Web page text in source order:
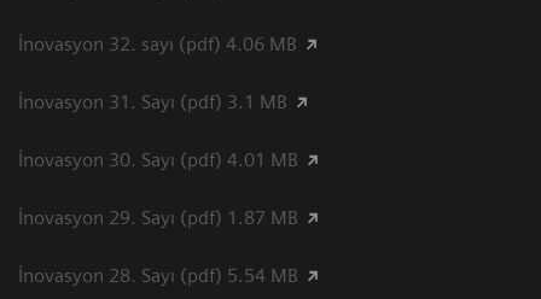
İnovasyon 32. sayı (pdf) 4.06 MB
İnovasyon 31. Sayı (pdf) 3.1 MB
İnovasyon 30. Sayı (pdf) 4.01 MB
İnovasyon 29. Sayı (pdf) 1.87 MB
İnovasyon 28. Sayı (pdf) 5.54 MB